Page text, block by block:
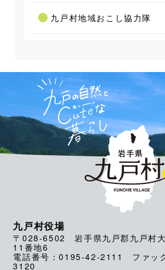
九戸村地域おこし協力隊
九戸村役場
〒028-6502 岩手県九戸郡九戸村
11番地6
電話番号：0195-42-2111 ファッ
3120